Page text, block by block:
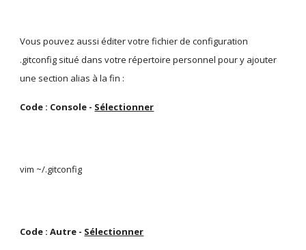
Vous pouvez aussi éditer votre fichier de configuration
.gitconfig situé dans votre répertoire personnel pour y ajouter
une section alias à la fin :
Code : Console - Sélectionner
vim ~/.gitconfig
Code : Autre - Sélectionner